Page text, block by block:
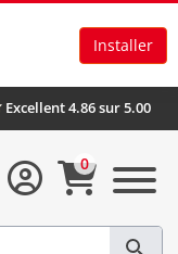
Installer
Excellent 4.86 sur 5.00
0